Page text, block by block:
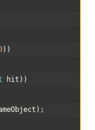
) )
hit ) )
) ;